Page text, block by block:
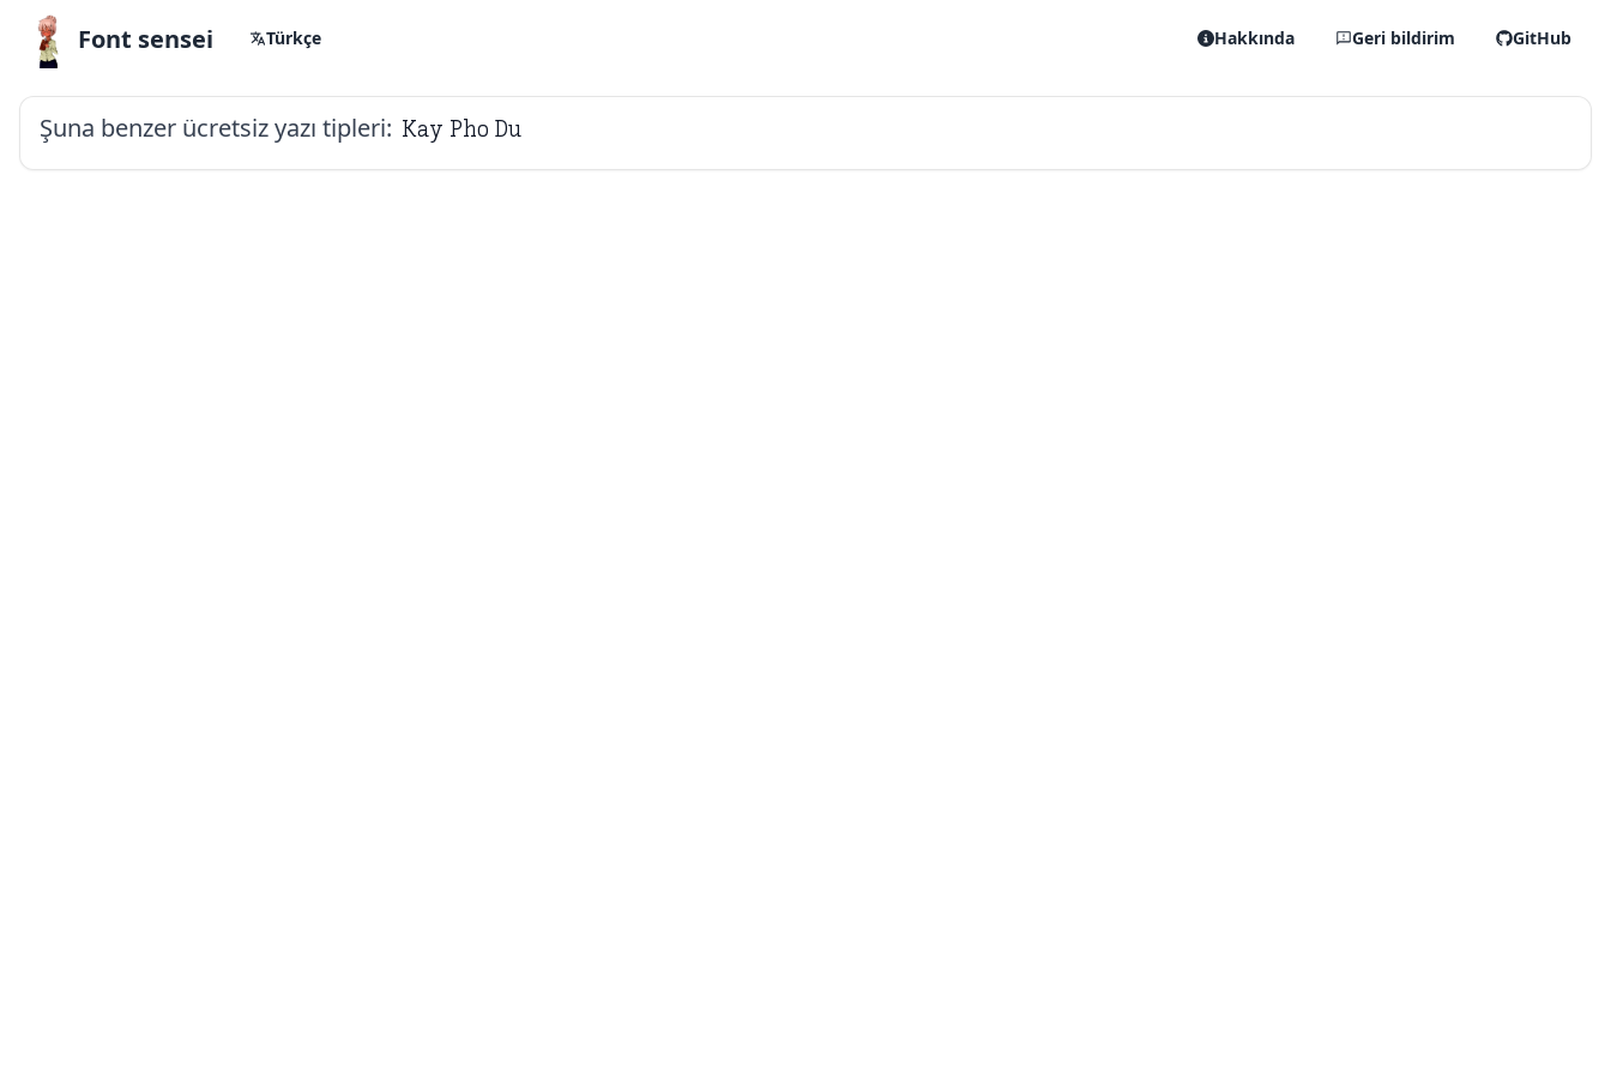
Font sensei Türkçe Hakkında Geri bildirim GitHub
Şuna benzer ücretsiz yazı tipleri: Kay Pho Du